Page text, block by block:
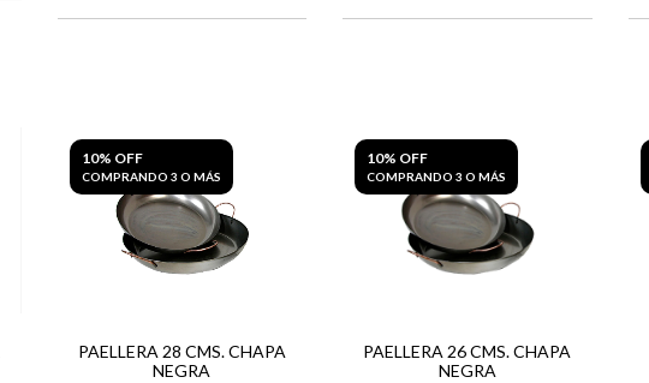
10% OFF
COMPRANDO 3 O MÁS
PAELLERA 28 CMS. CHAPA
NEGRA
10% OFF
COMPRANDO 3 O MÁS
PAELLERA 26 CMS. CHAPA
NEGRA